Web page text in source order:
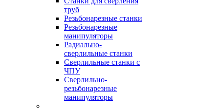
труб
Резьбонарезные станки
Резьбонарезные
манипуляторы
Радиально-
сверлильные станки
Сверлильные станки с
ЧПУ
Сверлильно-
резьбонарезные
манипуляторы